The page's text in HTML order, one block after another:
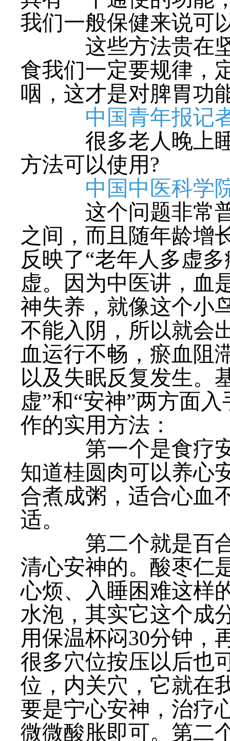
我们一般保健来说可
这些方法贵在坚
食我们一定要规律，
咽，这才是对脾胃功
中国青年报记
很多老人晚上睡
方法可以使用?
中国中医科学
这个问题非常普
之间，而且随年龄增
反映了“老年人多虚
虚。因为中医讲，血
神失养，就像这个小
不能入阴，所以就会
血运行不畅，瘀血阻
以及失眠反复发生。
虚”和“安神”两方面
作的实用方法：
第一个是食疗安
知道桂圆肉可以养心
合煮成粥，适合心血
适。
第二个就是百合
清心安神的。酸枣仁
心烦、入睡困难这样
水泡，其实它这个成
用保温杯闷30分钟，
很多穴位按压以后也
位，内关穴，它就在
要是宁心安神，治疗
微微酸胀即可。第二